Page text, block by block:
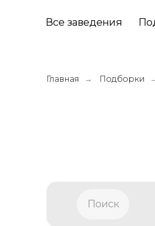
Все заведения
Главная → Подборки
Поиск